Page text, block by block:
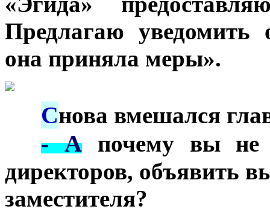
Предлагаю уведомить
она приняла меры».
Снова вмешался
- Апочему вы не
директоров, объявить
заместителя?